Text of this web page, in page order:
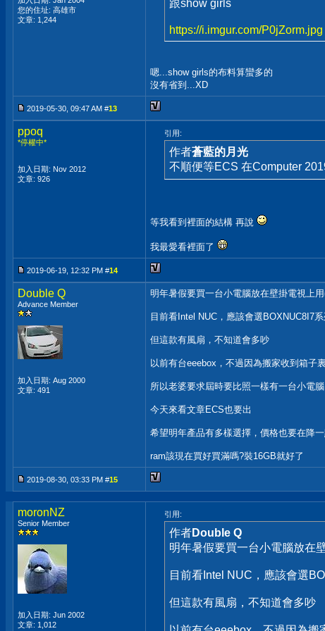
您的住址: 高雄市
文章: 1,244
跟show girls
https://i.imgur.com/P0jZorm.jpg
嗯...show girls的布料算蠻多的
沒有省到...XD
2019-05-30, 09:47 AM #13
ppoq
*停權中*
加入日期: Nov 2012
文章: 926
引用:
作者蒼藍的月光
不順便等ECS 在Computer
等我看到裡面的結構 再說
我最愛看裡面了
2019-06-19, 12:32 PM #14
Double Q
Advance Member
加入日期: Aug 2000
文章: 491
明年暑假要買一台小電腦放在壁掛電視上
目前看Intel NUC，應該會選BOXNUC8I7
但這款有風扇，不知道會多吵
以前有台eeebox，不過因為搬家收到箱子
所以老婆要求屆時要比照一樣有一台小電腦
今天來看文章ECS也要出
希望明年產品有多樣選擇，價格也要在降
ram該現在買好買滿嗎?裝16GB就好了
2019-08-30, 03:33 PM #15
moronNZ
Senior Member
加入日期: Jun 2002
文章: 1,012
引用:
作者Double Q
明年暑假要買一台小電腦放在
目前看Intel NUC，應該會選
但這款有風扇，不知道會多吵